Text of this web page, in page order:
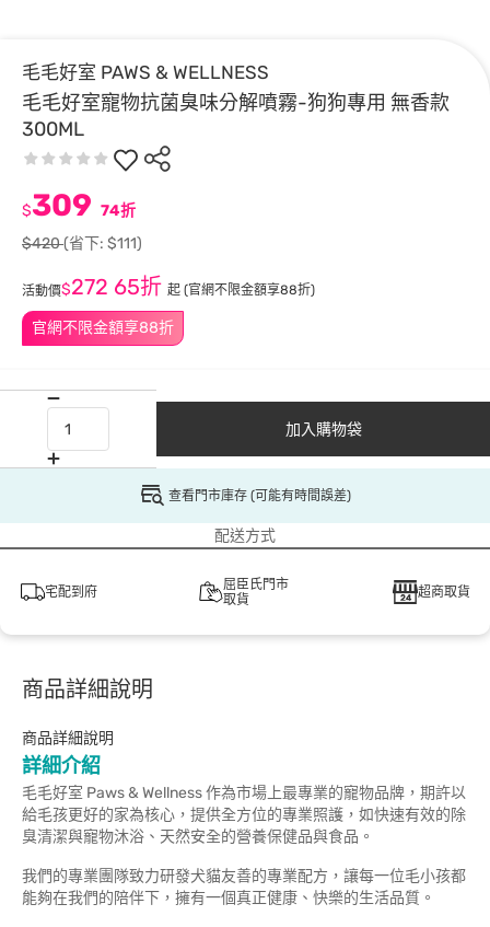
毛毛好室 PAWS & WELLNESS
毛毛好室寵物抗菌臭味分解噴霧-狗狗專用 無香款
300ML
官網不限金額享88折
$309 74折
$420(省下: $111)
活動價$272 65折 起 (官網不限金額享88折)
加入購物袋
查看門市庫存 (可能有時間誤差)
配送方式
宅配到府
屈臣氏門市
取貨
超商取貨
商品詳細說明
商品詳細說明
詳細介紹
毛毛好室 Paws & Wellness 作為市場上最專業的寵物品牌，期許以
給毛孩更好的家為核心，提供全方位的專業照護，如快速有效的除
臭清潔與寵物沐浴、天然安全的營養保健品與食品。
我們的專業團隊致力研發犬貓友善的專業配方，讓每一位毛小孩都
能夠在我們的陪伴下，擁有一個真正健康、快樂的生活品質。